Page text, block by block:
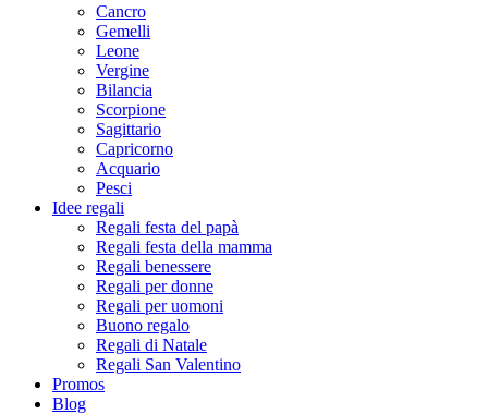
Cancro
Gemelli
Leone
Vergine
Bilancia
Scorpione
Sagittario
Capricorno
Acquario
Pesci
Idee regali
Regali festa del papà
Regali festa della mamma
Regali benessere
Regali per donne
Regali per uomoni
Buono regalo
Regali di Natale
Regali San Valentino
Promos
Blog